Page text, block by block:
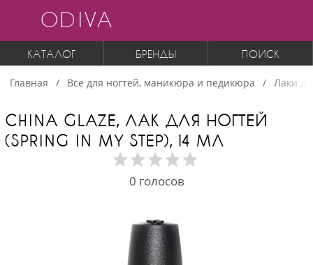
ODIVA
КАТАЛОГ БРЕНДЫ ПОИСК
Главная Все для ногтей, маникюра и педикюра Лаки
CHINA GLAZE, ЛАК ДЛЯ НОГТЕЙ
(SPRING IN MY STEP), 14 МЛ
0 голосов